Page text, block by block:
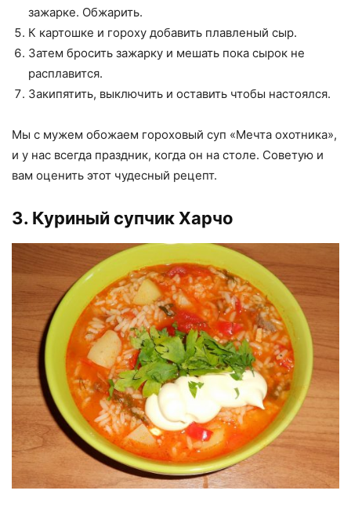
зажарке. Обжарить.
К картошке и гороху добавить плавленый сыр.
Затем бросить зажарку и мешать пока сырок не
расплавится.
Закипятить, выключить и оставить чтобы настоялся.
Мы с мужем обожаем гороховый суп «Мечта охотника»,
и у нас всегда праздник, когда он на столе. Советую и
вам оценить этот чудесный рецепт.
3. Куриный супчик Харчо